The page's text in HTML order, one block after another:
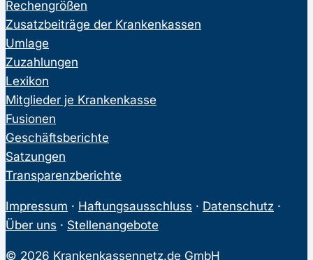
Rechengrößen
Zusatzbeiträge der Krankenkassen
Umlage
Zuzahlungen
Lexikon
Mitglieder je Krankenkasse
Fusionen
Geschäftsberichte
Satzungen
Transparenzberichte
Impressum · Haftungsausschluss · Datenschutz ·
Über uns · Stellenangebote
© 2026 Krankenkassennetz.de GmbH